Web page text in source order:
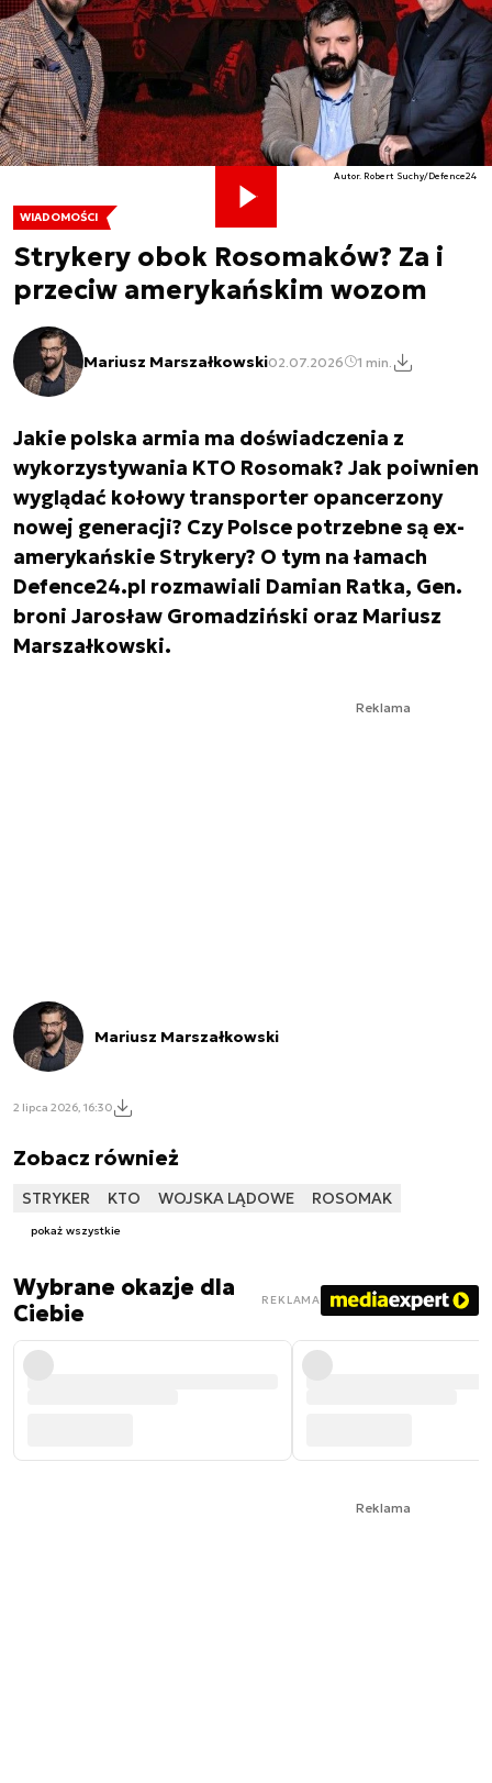
WIADOMOŚCI
Strykery obok Rosomaków? Za i
przeciw amerykańskim wozom
Mariusz Marszałkowski02.07.2026 1 min.
Autor. Robert Suchy/Defence24
Jakie polska armia ma doświadczenia z
wykorzystywania KTO Rosomak? Jak poiwnien
wyglądać kołowy transporter opancerzony
nowej generacji? Czy Polsce potrzebne są ex-
amerykańskie Strykery? O tym na łamach
Defence24.pl rozmawiali Damian Ratka, Gen.
broni Jarosław Gromadziński oraz Mariusz
Marszałkowski.
Reklama
Mariusz Marszałkowski
2 lipca 2026, 16:30
Zobacz również
STRYKER KTO WOJSKA LĄDOWE ROSOMAK
pokaż wszystkie
Wybrane okazje dla
Ciebie
REKLAMA
Reklama